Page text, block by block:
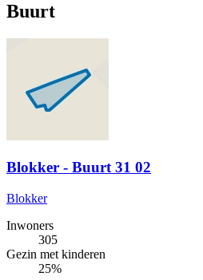
Buurt
Blokker - Buurt 31 02
Blokker
Inwoners
305
Gezin met kinderen
25%